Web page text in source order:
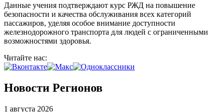
Данные учения подтверждают курс РЖД на повышение
безопасности и качества обслуживания всех категорий
пассажиров, уделяя особое внимание доступности
железнодорожного транспорта для людей с ограниченными
возможностями здоровья.
Читайте нас:
Новости Регионов
1 августа 2026